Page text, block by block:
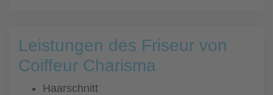
Leistungen des Friseur von
Coiffeur Charisma
Haarschnitt